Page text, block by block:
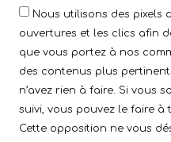
Nous utilisons des pixels
ouvertures et les clics afin
que vous portez à nos
des contenus plus
n’avez rien à faire. Si vous
suivi, vous pouvez le faire
Cette opposition ne vous